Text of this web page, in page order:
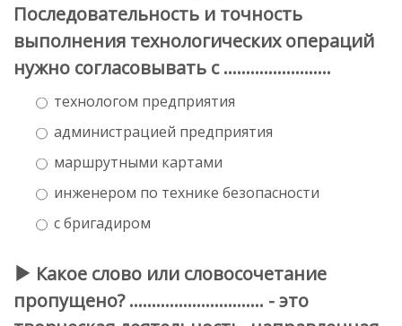
Последовательность и точность
выполнения технологических операций
нужно согласовывать с ........................
технологом предприятия
администрацией предприятия
маршрутными картами
инженером по технике безопасности
с бригадиром
Какое слово или словосочетание
пропущено? .............................. - это